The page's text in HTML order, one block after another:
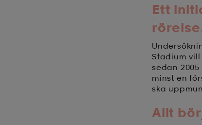
Ett
Stadium
sedan
minst en
ska
Allt